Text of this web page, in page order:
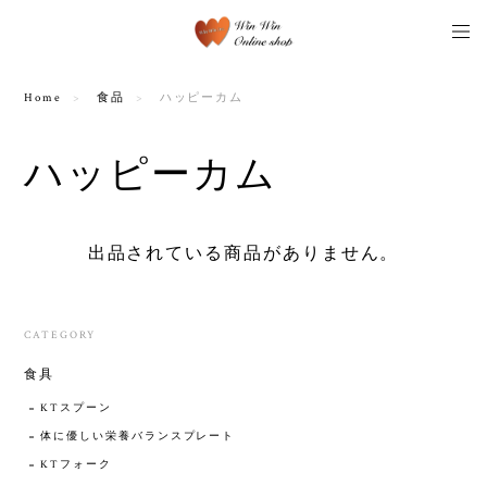
Home 食品 ハッピーカム
ハッピーカム
出品されている商品がありません。
CATEGORY
食具
KTスプーン
体に優しい栄養バランスプレート
KTフォーク